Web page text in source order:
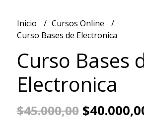
Inicio
Cursos Online
Curso Bases de Electronica
Curso Bases
Electronica
$45.000,00